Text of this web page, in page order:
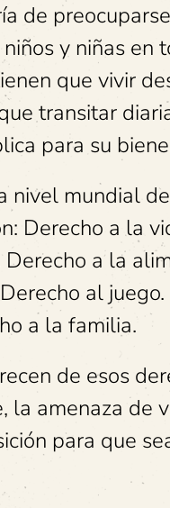
de
y niñas en
que vivir
transitar
para su
nivel mundial
Derecho a la
a la
al
a la familia.
de esos
la amenaza de
para que